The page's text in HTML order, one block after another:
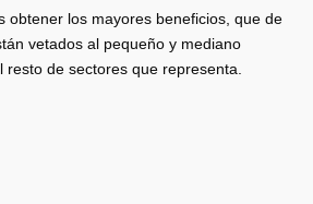
obtener los mayores beneficios, que de
vetados al pequeño y mediano
de sectores que representa.